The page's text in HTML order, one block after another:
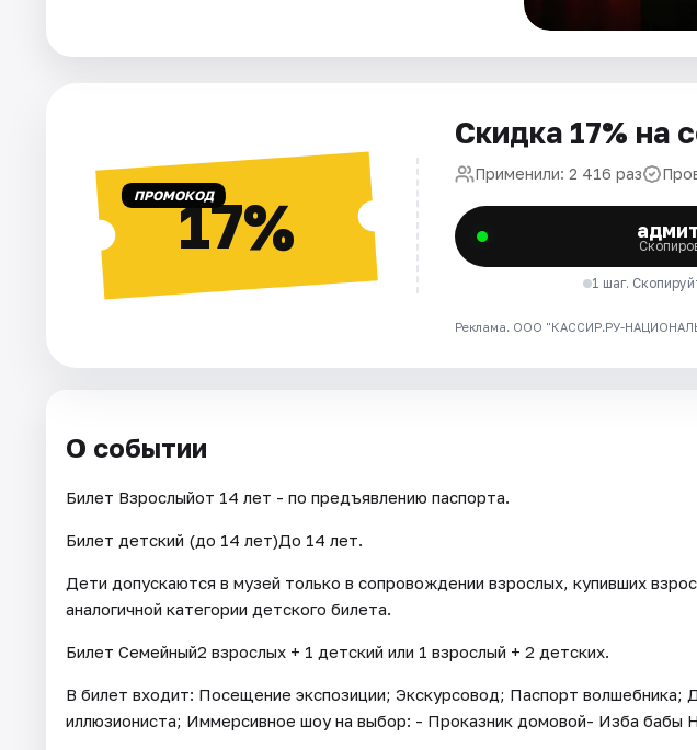
ПРОМОКОД17%
Скидка 17% на
Применили: 2 416 раз
1 шаг.
Реклама. ООО "КАССИР.РУ-
О событии
Билет Взрослыйот 14 лет - по предъявлению паспорта.
Билет детский (до 14 лет)До 14 лет.
Дети допускаются в музей только в сопровождении взрослых, купивших
аналогичной категории детского билета.
Билет Семейный2 взрослых + 1 детский или 1 взрослый + 2 детских.
В билет входит: Посещение экспозиции; Экскурсовод; Паспорт
иллюзиониста; Иммерсивное шоу на выбор: - Проказник домовой- Изба бабы